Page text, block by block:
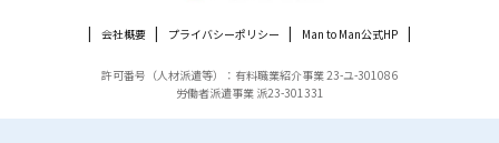
会社概要 プライバシーポリシー Man to Man公式HP
許可番号（人材派遣等）：有料職業紹介事業 23-ユ-301086
労働者派遣事業 派23-301331